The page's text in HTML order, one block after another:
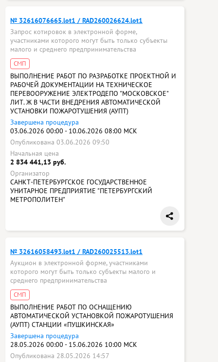
№ 32616076665.lot1 / RAD260026624.lot1
Запрос котировок в электронной форме,
участниками которого могут быть только субъекты
малого и среднего предпринимательства
СМП
ВЫПОЛНЕНИЕ РАБОТ ПО РАЗРАБОТКЕ ПРОЕКТНОЙ И
РАБОЧЕЙ ДОКУМЕНТАЦИИ НА ТЕХНИЧЕСКОЕ
ПЕРЕВООРУЖЕНИЕ ЭЛЕКТРОДЕПО "МОСКОВСКОЕ"
ЛИТ. Ж В ЧАСТИ ВНЕДРЕНИЯ АВТОМАТИЧЕСКОЙ
УСТАНОВКИ ПОЖАРОТУШЕНИЯ (АУПТ)
Завершена процедура
03.06.2026 00:00 - 10.06.2026 08:00 МСК
Опубликована 03.06.2026 09:50
Начальная цена
2 834 441,13 руб.
Организатор
САНКТ-ПЕТЕРБУРГСКОЕ ГОСУДАРСТВЕННОЕ
УНИТАРНОЕ ПРЕДПРИЯТИЕ "ПЕТЕРБУРГСКИЙ
МЕТРОПОЛИТЕН"
№ 32616058493.lot1 / RAD260025513.lot1
Аукцион в электронной форме, участниками
которого могут быть только субъекты малого и
среднего предпринимательства
СМП
ВЫПОЛНЕНИЕ РАБОТ ПО ОСНАЩЕНИЮ
АВТОМАТИЧЕСКОЙ УСТАНОВКОЙ ПОЖАРОТУШЕНИЯ
(АУПТ) СТАНЦИИ «ПУШКИНСКАЯ»
Завершена процедура
28.05.2026 00:00 - 15.06.2026 10:00 МСК
Опубликована 28.05.2026 14:57